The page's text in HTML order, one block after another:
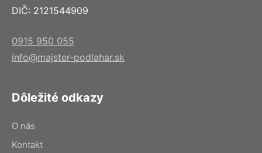
DIČ: 2121544909
0915 950 055
info@majster-podlahar.sk
Dôležité odkazy
O nás
Kontakt